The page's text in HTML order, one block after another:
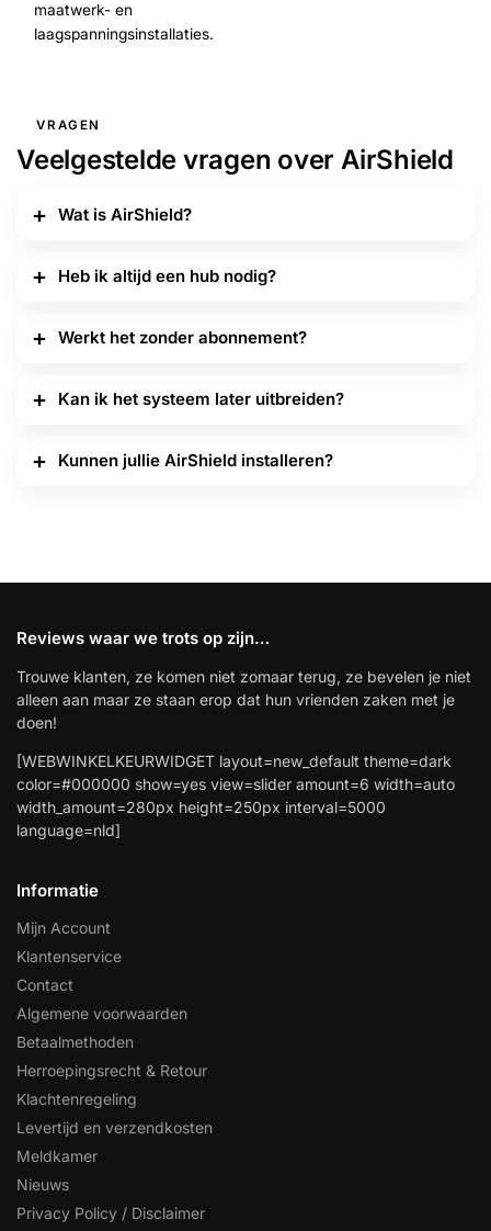
maatwerk- en
laagspanningsinstallaties.
VRAGEN
Veelgestelde vragen over AirShield
Wat is AirShield?
Heb ik altijd een hub nodig?
Werkt het zonder abonnement?
Kan ik het systeem later uitbreiden?
Kunnen jullie AirShield installeren?
Reviews waar we trots op zijn…
Trouwe klanten, ze komen niet zomaar terug, ze bevelen je niet
alleen aan maar ze staan erop dat hun vrienden zaken met je
doen!
[WEBWINKELKEURWIDGET layout=new_default theme=dark
color=#000000 show=yes view=slider amount=6 width=auto
width_amount=280px height=250px interval=5000
language=nld]
Informatie
Mijn Account
Klantenservice
Contact
Algemene voorwaarden
Betaalmethoden
Herroepingsrecht & Retour
Klachtenregeling
Levertijd en verzendkosten
Meldkamer
Nieuws
Privacy Policy / Disclaimer